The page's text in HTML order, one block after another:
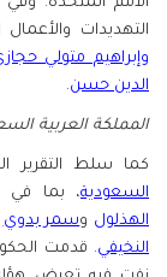
الأمم المتحدة.
التهديدات
وإبراهيم متولي
الدين حسن.
المملكة العربية
كما سلط التقرير
السعودية، بما في
الهذلول وسمر بدوي
النخيفي. قدمت